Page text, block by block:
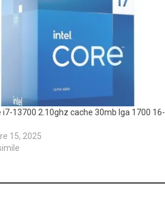
i7-13700 2.10ghz cache 30mb lga 1700 16-
15, 2025